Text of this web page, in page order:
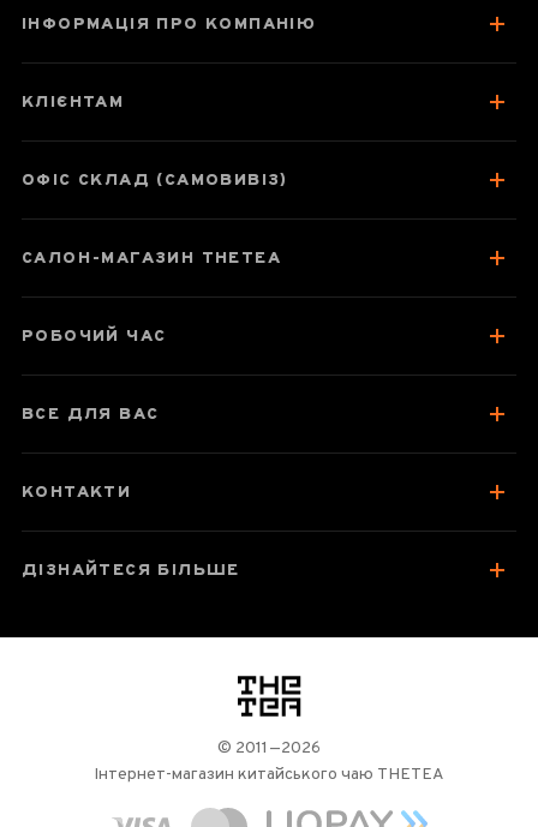
Шен Пу Ер «Нань
Відгуки чаєманів
ІНФОРМАЦІЯ ПРО КОМПАНІЮ
КЛІЄНТАМ
ОФІС СКЛАД (САМОВИВІЗ)
САЛОН-МАГАЗИН THETEA
РОБОЧИЙ ЧАС
ВСЕ ДЛЯ ВАС
КОНТАКТИ
ДІЗНАЙТЕСЯ БІЛЬШЕ
логотип
© 2011—2026
Інтернет-магазин китайського чаю THETEA